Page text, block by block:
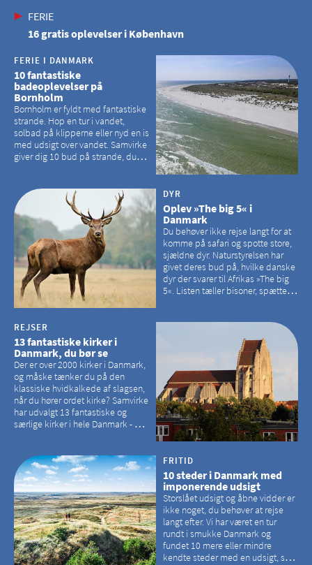
FERIE
16 gratis oplevelser i København
FERIE I DANMARK
10 fantastiske
badeoplevelser på
Bornholm
Bornholm er fyldt med fantastiske
strande. Hop en tur i vandet,
solbad på klipperne eller nyd en is
med udsigt over vandet. Samvirke
giver dig 10 bud på strande, du
DYR
Oplev »The big 5« i
Danmark
Du behøver ikke rejse langt for at
komme på safari og spotte store,
sjældne dyr. Naturstyrelsen har
givet deres bud på, hvilke danske
dyr der svarer til Afrikas »The big
5«. Listen tæller bisoner, spættede
REJSER
13 fantastiske kirker i
Danmark, du bør se
Der er over 2000 kirker i Danmark,
og måske tænker du på den
klassiske hvidkalkede af slagsen,
når du hører ordet kirke? Samvirke
har udvalgt 13 fantastiske og
særlige kirker i hele Danmark - og
hvilke kirker, der er en omvej værd
FRITID
10 steder i Danmark med
imponerende udsigt
Storslået udsigt og åbne vidder er
ikke noget, du behøver at rejse
langt efter. Vi har været en tur
rundt i smukke Danmark og
fundet 10 mere eller mindre
kendte steder med en udsigt, som